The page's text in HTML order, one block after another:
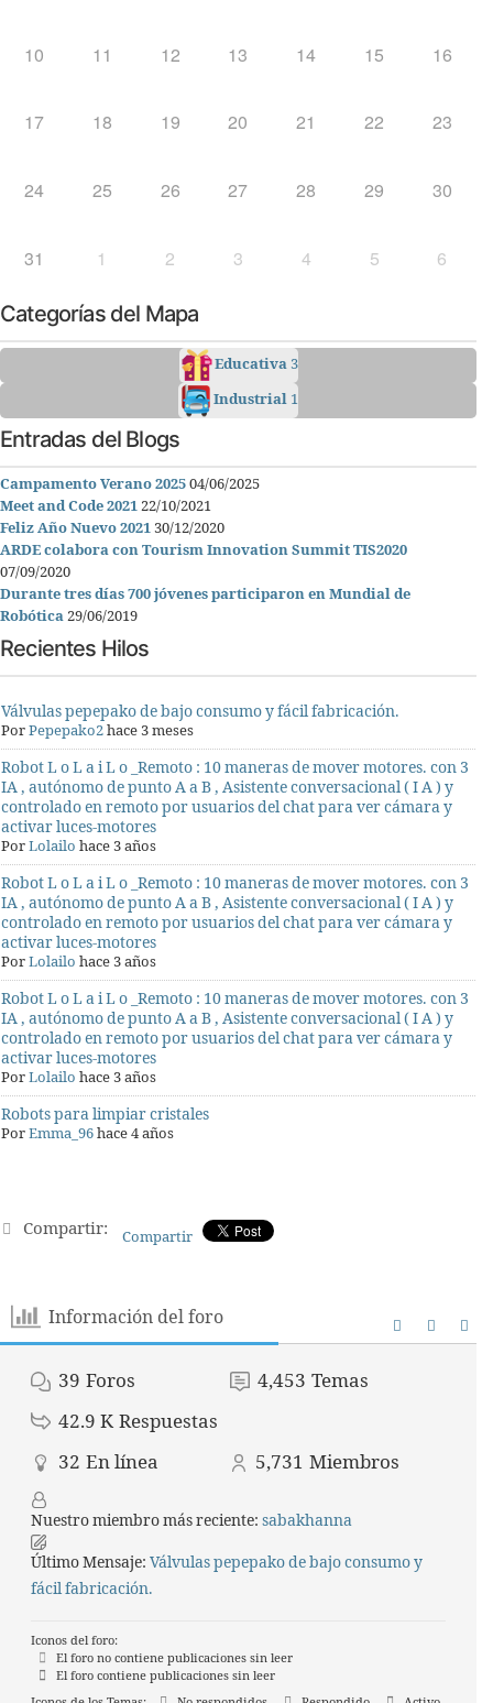
10 11 12 13 14 15 16
17 18 19 20 21 22 23
24 25 26 27 28 29 30
31 1 2 3 4 5 6
Categorías del Mapa
Educativa3
Industrial 1
Entradas del Blogs
Campamento Verano 202504/06/2025
Meet and Code 202122/10/2021
Feliz Año Nuevo 202130/12/2020
ARDE colabora con Tourism Innovation Summit TIS2020
07/09/2020
Durante tres días 700 jóvenes participaron en Mundial de
Robótica29/06/2019
Recientes Hilos
Válvulas pepepako de bajo consumo y fácil fabricación.
PorPepepako2hace 3 meses
Robot L o L a i L o _Remoto : 10 maneras de mover motores. con 3
IA , autónomo de punto A a B , Asistente conversacional ( I A ) y
controlado en remoto por usuarios del chat para ver cámara y
activar luces-motores
PorLolailo hace 3 años
Robot L o L a i L o _Remoto : 10 maneras de mover motores. con 3
IA , autónomo de punto A a B , Asistente conversacional ( I A ) y
controlado en remoto por usuarios del chat para ver cámara y
activar luces-motores
PorLolailo hace 3 años
Robot L o L a i L o _Remoto : 10 maneras de mover motores. con 3
IA , autónomo de punto A a B , Asistente conversacional ( I A ) y
controlado en remoto por usuarios del chat para ver cámara y
activar luces-motores
PorLolailo hace 3 años
Robots para limpiar cristales
PorEmma_96hace 4 años
Compartir: Compartir
Información del foro
39 Foros 4,453 Temas
42.9 K Respuestas
32 En línea 5,731 Miembros
Nuestro miembro más reciente: sabakhanna
Último Mensaje: Válvulas pepepako de bajo consumo y
fácil fabricación.
Iconos del foro:
El foro no contiene publicaciones sin leer
El foro contiene publicaciones sin leer